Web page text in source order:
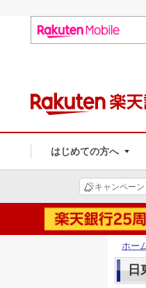
はじめての方へ
キャンペーン
ホー
日